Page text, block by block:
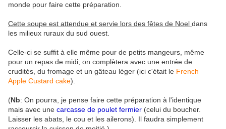
monde pour faire cette préparation.
Cette soupe est attendue et servie lors des fêtes de Noel dans
les milieux ruraux du sud ouest.
Celle-ci se suffit à elle même pour de petits mangeurs, même
pour un repas de midi; on complètera avec une entrée de
crudités, du fromage et un gâteau léger (ici c'était le French
Apple Custard cake).
(Nb: On pourra, je pense faire cette préparation à l'identique
mais avec une carcasse de poulet fermier (celui du boucher.
Laisser les abats, le cou et les ailerons). Il faudra simplement